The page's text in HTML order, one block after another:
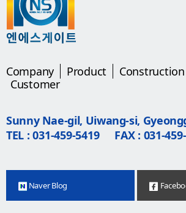
Company Product
Customer
Sunny Nae-gil, Uiwang-si,
TEL : 031-459-5419
FAX : 031-
Naver Blog